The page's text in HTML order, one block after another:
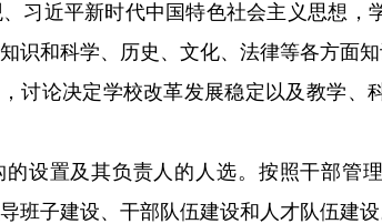
、习近平新时代中国特色社会主义思想
科学、历史、文化、法律等各方面知识
讨论决定学校改革发展稳定以及教学、
置及其负责人的人选。按照干部管理权
班子建设、干部队伍建设和人才队伍建设